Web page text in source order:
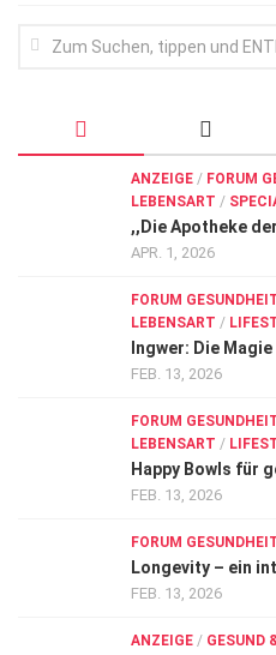
ANZEIGE / FORUM
LEBENSART /
,,Die Apotheke
APR. 1, 2026
FORUM
LEBENSART /
Ingwer: Die
FEB. 13, 2026
FORUM
LEBENSART /
Happy Bowls für
FEB. 13, 2026
FORUM
Longevity – ein
FEB. 13, 2026
ANZEIGE / GESUND